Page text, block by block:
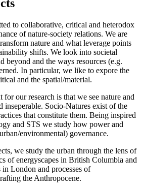
to collaborative, critical and heterodox
of nature-society relations. We are
nature and what leverage points
shifts. We look into societal
beyond and the ways resources (e.g.
In particular, we like to expore the
and the spatial/material.
our research is that we see nature and
inseperable. Socio-Natures exist of the
that constitute them. Being inspired
and STS we study how power and
environmental) governance.
we study the urban through the lens of
of energyscapes in British Columbia and
London and processes of
the Anthropocene.